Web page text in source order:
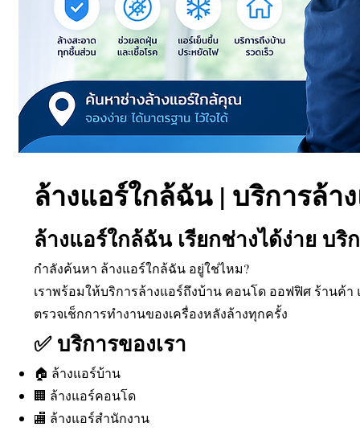
ล้างแอร์ใกล้ฉัน | บริการล้
ล้างแอร์ใกล้ฉัน เรียกช่างได้ง่าย บริ
กำลังค้นหา ล้างแอร์ใกล้ฉัน อยู่ใช่ไหม?
เราพร้อมให้บริการล้างแอร์ถึงบ้าน คอนโด ออฟฟิศ ร้าน
ตรวจเช็กการทำงานของเครื่องหลังล้างทุกครั้ง
✅ บริการของเรา
🏠 ล้างแอร์บ้าน
🏢 ล้างแอร์คอนโด
🏬 ล้างแอร์สำนักงาน